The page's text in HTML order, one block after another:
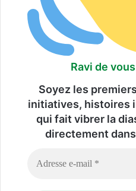
Ravi de
Soyez les
initiatives, histoires
qui fait vibrer la
directement